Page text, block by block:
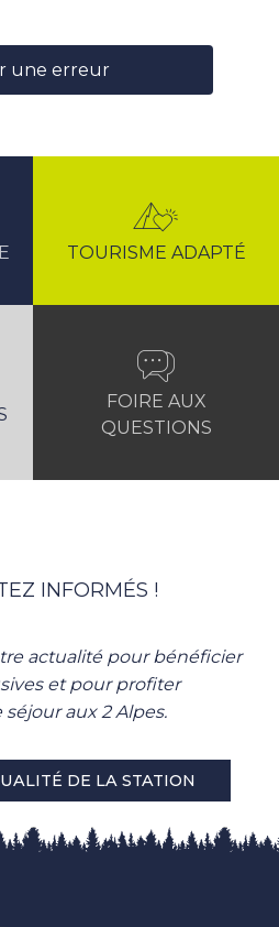
une erreur
TOURISME ADAPTÉ
FOIRE AUX
QUESTIONS
INFORMÉS !
actualité pour bénéficier
et pour profiter
aux 2 Alpes.
DE LA STATION